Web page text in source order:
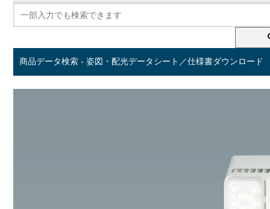
商品データ検索 - 姿図・配光データシート／仕様書ダウンロード